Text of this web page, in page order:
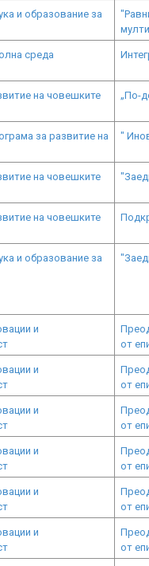
и образование за
среда
на човешките
„По-
за развитие на
"
на човешките
на човешките
и образование за
и
от
и
от
и
от
и
от
и
от
и
от